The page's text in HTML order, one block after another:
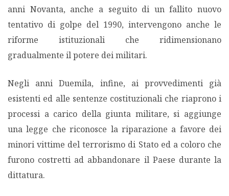
anni Novanta, anche a seguito di un fallito nuovo
tentativo di golpe del 1990, intervengono anche le
riforme istituzionali che ridimensionano
gradualmente il potere dei militari.
Negli anni Duemila, infine, ai provvedimenti già
esistenti ed alle sentenze costituzionali che riaprono i
processi a carico della giunta militare, si aggiunge
una legge che riconosce la riparazione a favore dei
minori vittime del terrorismo di Stato ed a coloro che
furono costretti ad abbandonare il Paese durante la
dittatura.